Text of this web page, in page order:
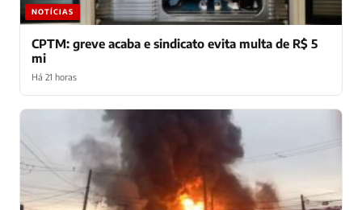
NOTÍCIAS
CPTM: greve acaba e sindicato evita multa de R$ 5
mi
Há 21 horas